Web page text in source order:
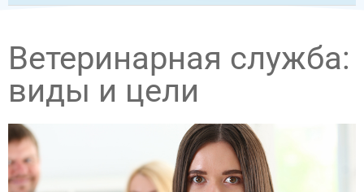
Ветеринарная служба:
виды и цели